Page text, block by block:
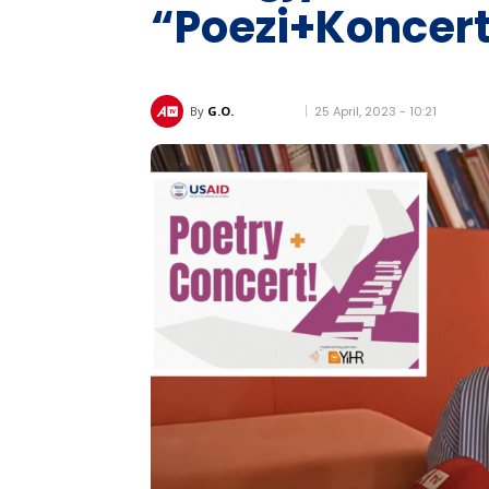
By G.O. 25 April, 2023 - 10:21